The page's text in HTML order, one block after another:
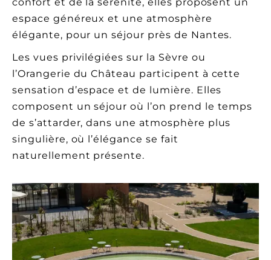
espace généreux et une atmosphère
élégante, pour un séjour près de Nantes.
Les vues privilégiées sur la Sèvre ou
l’Orangerie du Château participent à cette
sensation d’espace et de lumière. Elles
composent un séjour où l’on prend le temps
de s’attarder, dans une atmosphère plus
singulière, où l’élégance se fait
naturellement présente.